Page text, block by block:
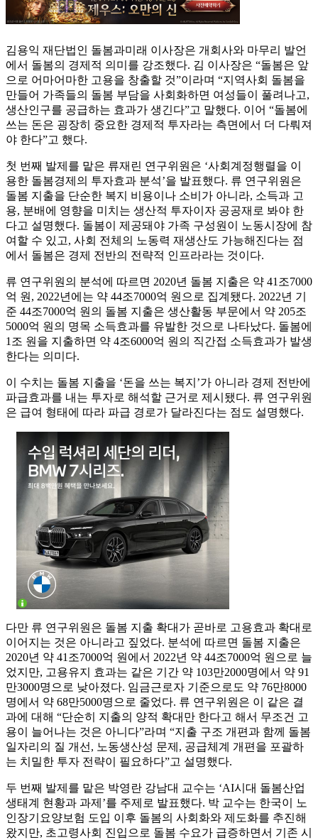
김용익 재단법인 돌봄과미래 이사장은 개회사와 마무리 발언
에서 돌봄의 경제적 의미를 강조했다. 김 이사장은 “돌봄은 앞
으로 어마어마한 고용을 창출할 것”이라며 “지역사회 돌봄을
만들어 가족들의 돌봄 부담을 사회화하면 여성들이 풀려나고,
생산인구를 공급하는 효과가 생긴다”고 말했다. 이어 “돌봄에
쓰는 돈은 굉장히 중요한 경제적 투자라는 측면에서 더 다뤄져
야 한다”고 했다.
첫 번째 발제를 맡은 류재린 연구위원은 ‘사회계정행렬을 이
용한 돌봄경제의 투자효과 분석’을 발표했다. 류 연구위원은
돌봄 지출을 단순한 복지 비용이나 소비가 아니라, 소득과 고
용, 분배에 영향을 미치는 생산적 투자이자 공공재로 봐야 한
다고 설명했다. 돌봄이 제공돼야 가족 구성원이 노동시장에 참
여할 수 있고, 사회 전체의 노동력 재생산도 가능해진다는 점
에서 돌봄은 경제 전반의 전략적 인프라라는 것이다.
류 연구위원의 분석에 따르면 2020년 돌봄 지출은 약 41조7000
억 원, 2022년에는 약 44조7000억 원으로 집계됐다. 2022년 기
준 44조7000억 원의 돌봄 지출은 생산활동 부문에서 약 205조
5000억 원의 명목 소득효과를 유발한 것으로 나타났다. 돌봄에
1조 원을 지출하면 약 4조6000억 원의 직간접 소득효과가 발생
한다는 의미다.
이 수치는 돌봄 지출을 ‘돈을 쓰는 복지’가 아니라 경제 전반에
파급효과를 내는 투자로 해석할 근거로 제시됐다. 류 연구위원
은 급여 형태에 따라 파급 경로가 달라진다는 점도 설명했다.
다만 류 연구위원은 돌봄 지출 확대가 곧바로 고용효과 확대로
이어지는 것은 아니라고 짚었다. 분석에 따르면 돌봄 지출은
2020년 약 41조7000억 원에서 2022년 약 44조7000억 원으로 늘
었지만, 고용유지 효과는 같은 기간 약 103만2000명에서 약 91
만3000명으로 낮아졌다. 임금근로자 기준으로도 약 76만8000
명에서 약 68만5000명으로 줄었다. 류 연구위원은 이 같은 결
과에 대해 “단순히 지출의 양적 확대만 한다고 해서 무조건 고
용이 늘어나는 것은 아니다”라며 “지출 구조 개편과 함께 돌봄
일자리의 질 개선, 노동생산성 문제, 공급체계 개편을 포괄하
는 치밀한 투자 전략이 필요하다”고 설명했다.
두 번째 발제를 맡은 박영란 강남대 교수는 ‘AI시대 돌봄산업
생태계 현황과 과제’를 주제로 발표했다. 박 교수는 한국이 노
인장기요양보험 도입 이후 돌봄의 사회화와 제도화를 추진해
왔지만, 초고령사회 진입으로 돌봄 수요가 급증하면서 기존 시